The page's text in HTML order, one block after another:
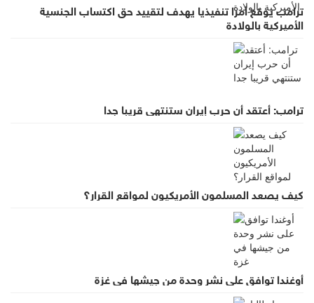
ترامب يوقع أمرا تنفيذيا يهدف لتقييد حق اكتساب الجنسية
الأميركية بالولادة
ترامب: أعتقد أن حرب إيران ستنتهي قريبا جدا
كيف يصعد المسلمون الأمريكيون لمواقع القرار؟
أوغندا توافق على نشر وحدة من جيشها في غزة